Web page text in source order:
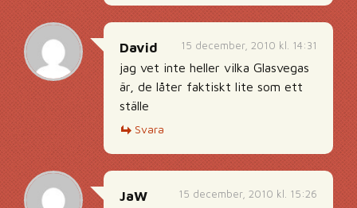
15 december, 2010 kl. 14:31
David
jag vet inte heller vilka Glasvegas
är, de låter faktiskt lite som ett
ställe
Svara
15 december, 2010 kl. 15:26
JaW